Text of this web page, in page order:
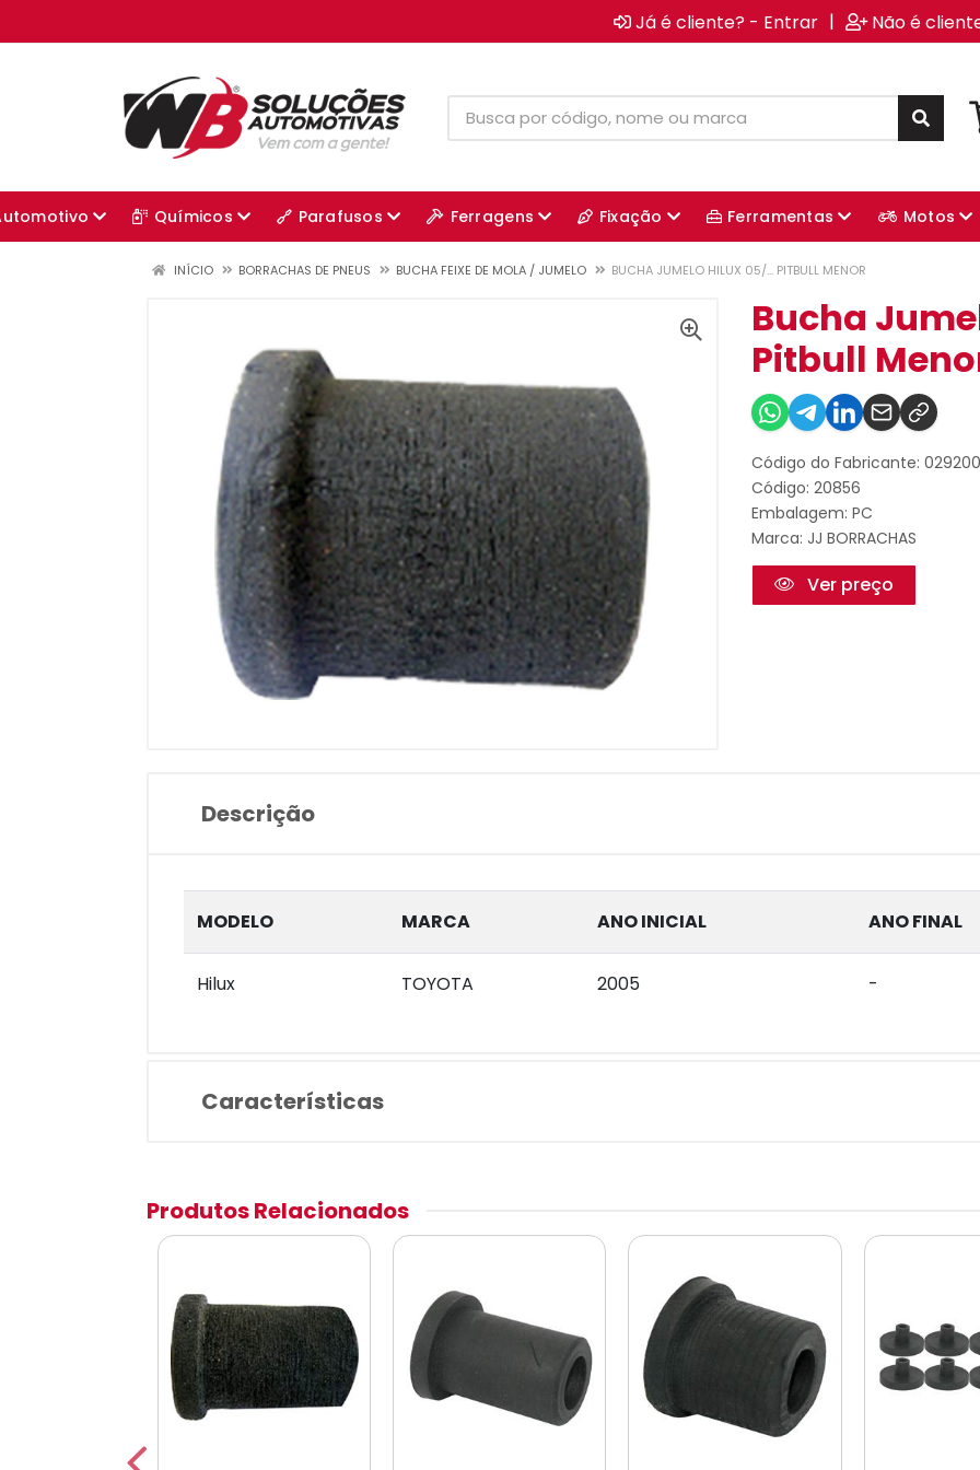
Já é cliente? - Entrar | Não é
Químicos Parafusos Ferragens Fixação Ferramentas Motos
INÍCIO BORRACHAS DE PNEUS BUCHA FEIXE DE MOLA / JUMELO BUCHA JUMELO HILUX 05/... PITBULL MENOR
Bucha
Pitbull
Código do Fabricante:
Código: 20856
Embalagem: PC
Marca: JJ BORRACHAS
Ver preço
Descrição
MODELO MARCA ANO INICIAL ANO FINAL
Hilux TOYOTA 2005 -
Características
Produtos Relacionados